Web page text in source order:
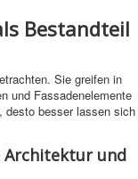
Bestandteil
Sie greifen in
und Fassadenelemente
desto besser lassen sich
Architektur und